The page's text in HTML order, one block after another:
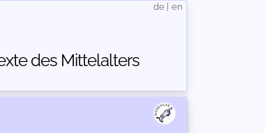
des Mittelalters
de en